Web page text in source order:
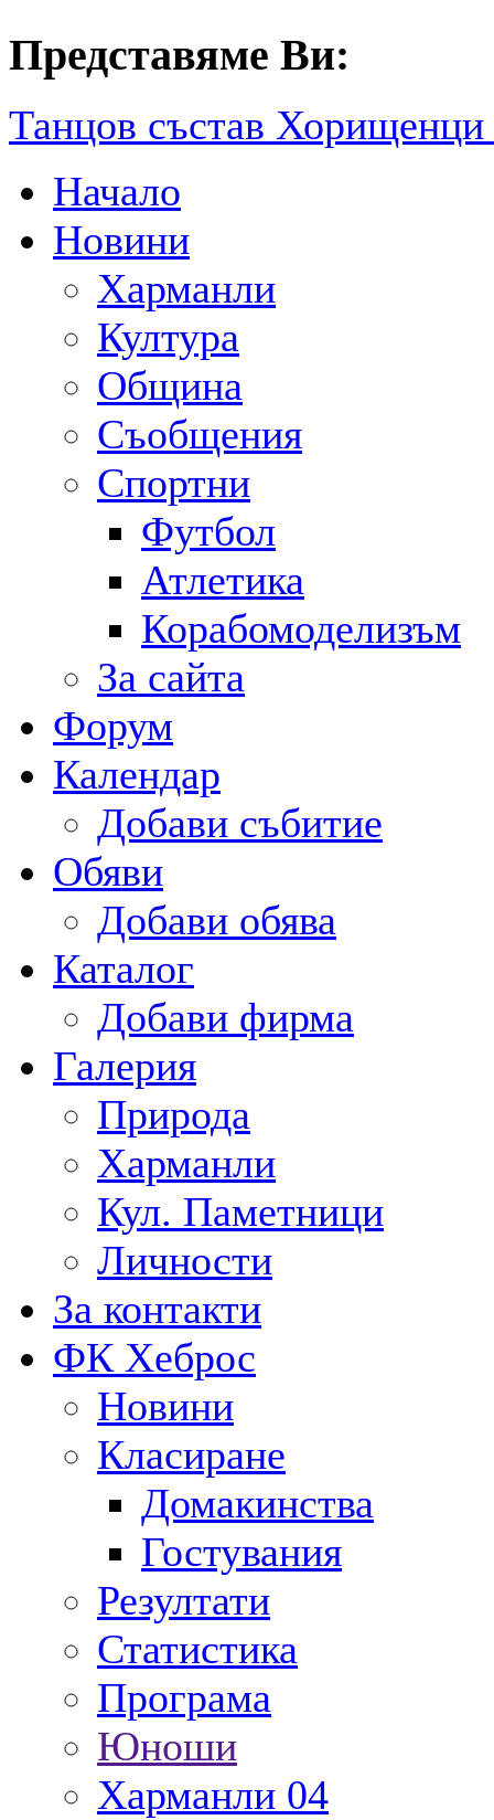
Представяме Ви:
Танцов състав Хорищенци
Начало
Новини
Харманли
Култура
Община
Съобщения
Спортни
Футбол
Атлетика
Корабомоделизъм
За сайта
Форум
Календар
Добави събитие
Обяви
Добави обява
Каталог
Добави фирма
Галерия
Природа
Харманли
Кул. Паметници
Личности
За контакти
ФК Хеброс
Новини
Класиране
Домакинства
Гостувания
Резултати
Статистика
Програма
Юноши
Харманли 04